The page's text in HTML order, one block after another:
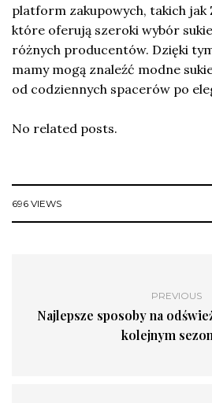
platform zakupowych, takich jak
które oferują szeroki wybór
różnych producentów. Dzięki
mamy mogą znaleźć modne
od codziennych spacerów po
No related posts.
696 VIEWS
PREVIOUS
Najlepsze sposoby na
kolejnym